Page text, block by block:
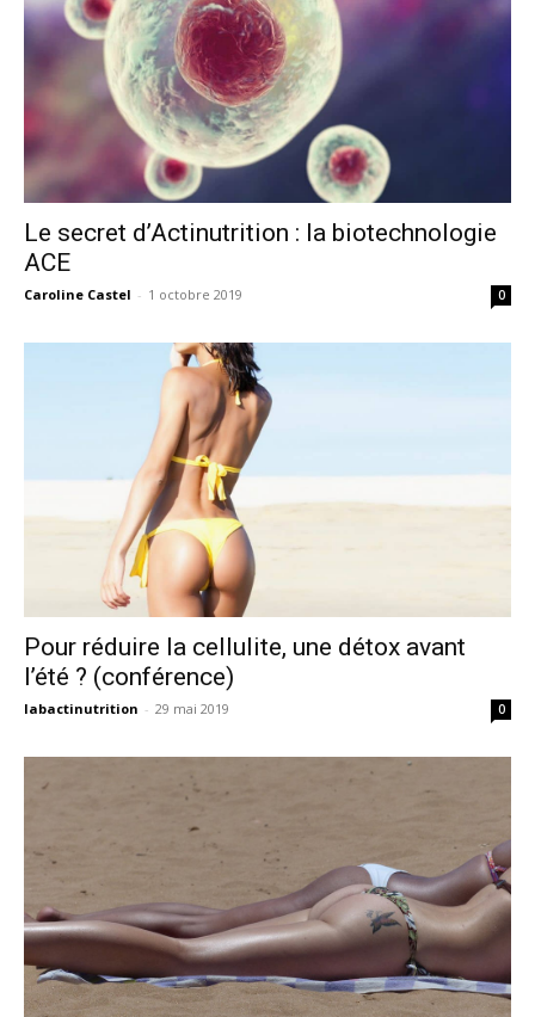
Le secret d’Actinutrition : la biotechnologie
ACE
Caroline Castel - 1 octobre 2019 0
Pour réduire la cellulite, une détox avant
l’été ? (conférence)
labactinutrition - 29 mai 2019 0